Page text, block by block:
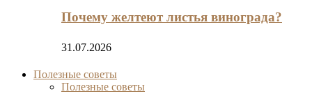
Почему желтеют листья винограда?
31.07.2026
Полезные советы
Полезные советы